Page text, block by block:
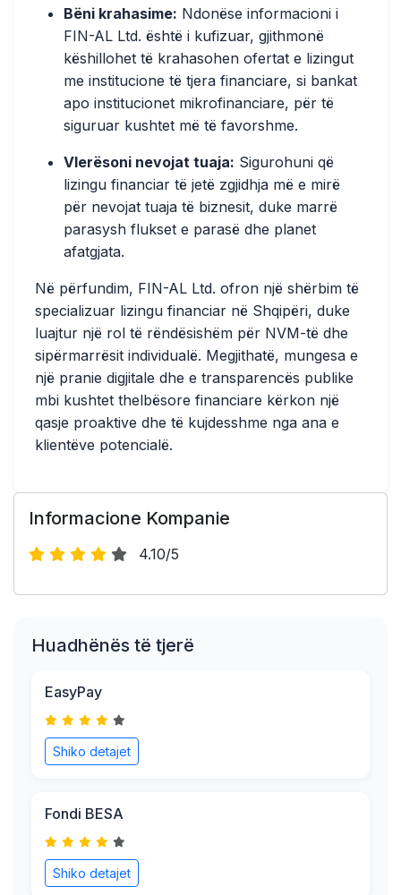
Bëni krahasime: Ndonëse informacioni i
FIN-AL Ltd. është i kufizuar, gjithmonë
këshillohet të krahasohen ofertat e lizingut
me institucione të tjera financiare, si bankat
apo institucionet mikrofinanciare, për të
siguruar kushtet më të favorshme.
Vlerësoni nevojat tuaja: Sigurohuni që
lizingu financiar të jetë zgjidhja më e mirë
për nevojat tuaja të biznesit, duke marrë
parasysh flukset e parasë dhe planet
afatgjata.
Në përfundim, FIN-AL Ltd. ofron një shërbim të
specializuar lizingu financiar në Shqipëri, duke
luajtur një rol të rëndësishëm për NVM-të dhe
sipërmarrësit individualë. Megjithatë, mungesa e
një pranie digjitale dhe e transparencës publike
mbi kushtet thelbësore financiare kërkon një
qasje proaktive dhe të kujdesshme nga ana e
klientëve potencialë.
Informacione Kompanie
4.10/5
Huadhënës të tjerë
EasyPay
Shiko detajet
Fondi BESA
Shiko detajet